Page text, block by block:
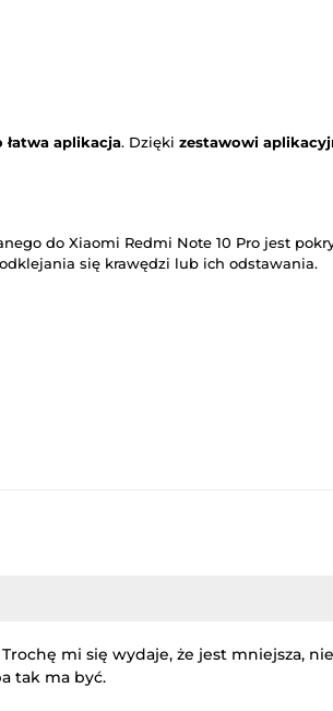
łatwa aplikacja. Dzięki zestawowi
do Xiaomi Redmi Note 10 Pro jest
się krawędzi lub ich odstawania.
mi się wydaje, że jest mniejsza,
tak ma być.